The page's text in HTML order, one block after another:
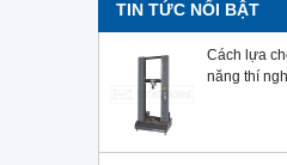
TIN TỨC NỔI BẬT
Cách lựa
năng thí